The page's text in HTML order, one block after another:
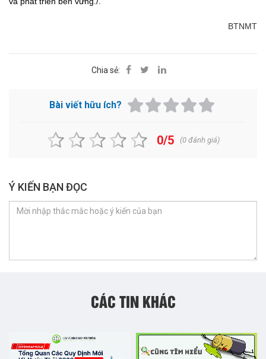
BTNMT
Chia sẻ:
Bài viết hữu ích?
0/5 (0đánh giá)
Ý KIẾN BẠN ĐỌC
CÁC TIN KHÁC